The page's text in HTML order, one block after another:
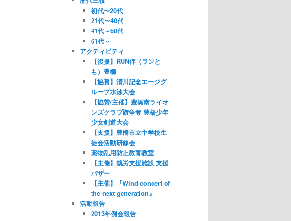
初代〜20代
21代〜40代
41代～60代
61代～
アクティビティ
【後援】RUN伴（ランと
も）豊橋
【協賛】清川記念エージグ
ループ水泳大会
【協賛/主催】豊橋南ライオ
ンズクラブ旗争奪 豊橋少年
少女剣道大会
【支援】豊橋市立中学校生
徒会活動研修会
薬物乱用防止教育教室
【主催】就労支援施設 支援
バザー
【主催】『Wind concert of
the next generation』
活動報告
2013年例会報告